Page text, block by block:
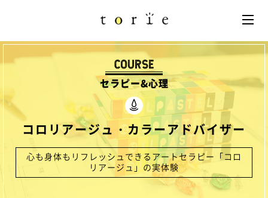
セラピー&心理
コロリアージュ・カラーアドバイザー
心も身体もリフレッシュできるアートセラピー「コロ
リアージュ」の実体験